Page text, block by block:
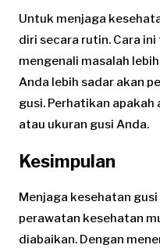
Untuk menjaga
diri secara rutin. Cara
mengenali masalah
Anda lebih sadar akan
gusi. Perhatikan apakah
atau ukuran gusi Anda.
Kesimpulan
Menjaga kesehatan
perawatan kesehatan
diabaikan. Dengan